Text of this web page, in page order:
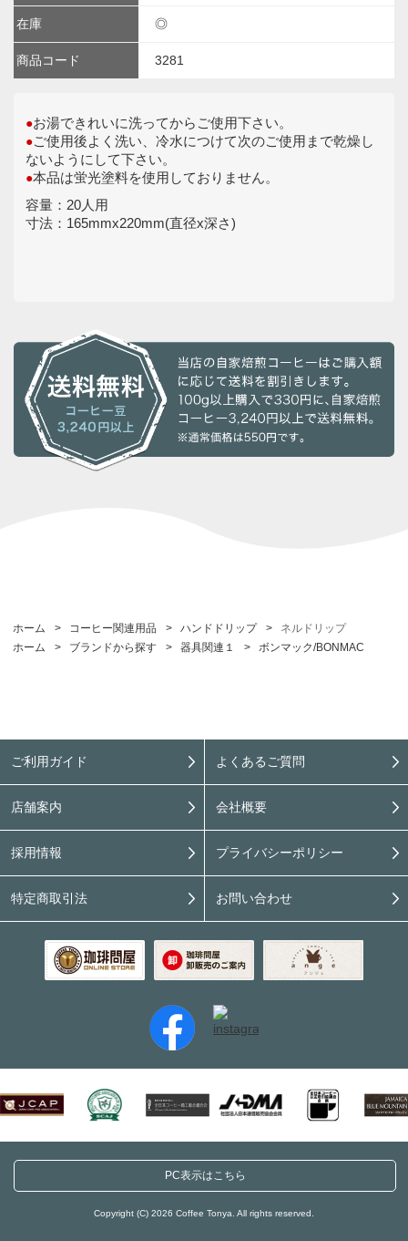
在庫 ◎
商品コード 3281
●お湯できれいに洗ってからご使用下さい。
●ご使用後よく洗い、冷水につけて次のご使用まで乾燥し
ないようにして下さい。
●本品は蛍光塗料を使用しておりません。
容量：20人用
寸法：165mmx220mm(直径x深さ)
ホーム > コーヒー関連用品 > ハンドドリップ >
ネルドリップ
ホーム
> ブランドから探す > 器具関連１ > ボンマック/BONMAC
ご利用ガイド よくあるご質問
店舗案内 会社概要
採用情報 プライバシーポリシー
特定商取引法 お問い合わせ
PC表示はこちら
Copyright (C) 2026 Coffee Tonya. All rights reserved.